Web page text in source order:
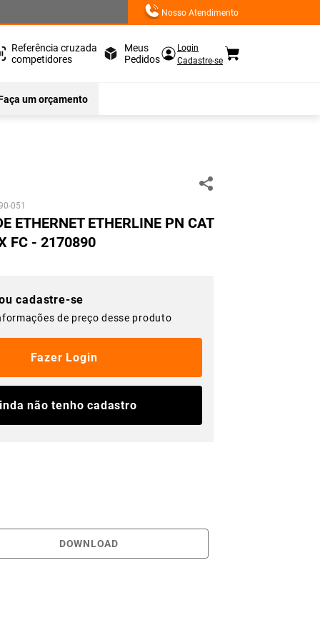
Nosso Atendimento
Referência cruzada
competidores
Meus
Pedidos
Login
Cadastre-se
um orçamento
051
ETHERNET ETHERLINE PN CAT
FC - 2170890
cadastre-se
de preço desse produto
Fazer Login
não tenho cadastro
DOWNLOAD